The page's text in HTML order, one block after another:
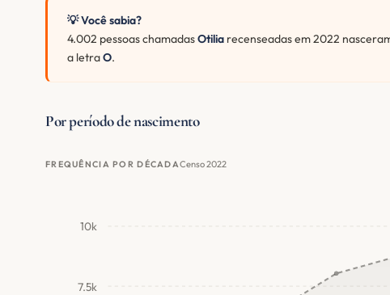
💡 Você sabia?
4.002 pessoas chamadasOtilia recenseadas em 2022
a letraO.
Por período de nascimento
FREQUÊNCIA POR DÉCADACenso 2022
7.5k
10k